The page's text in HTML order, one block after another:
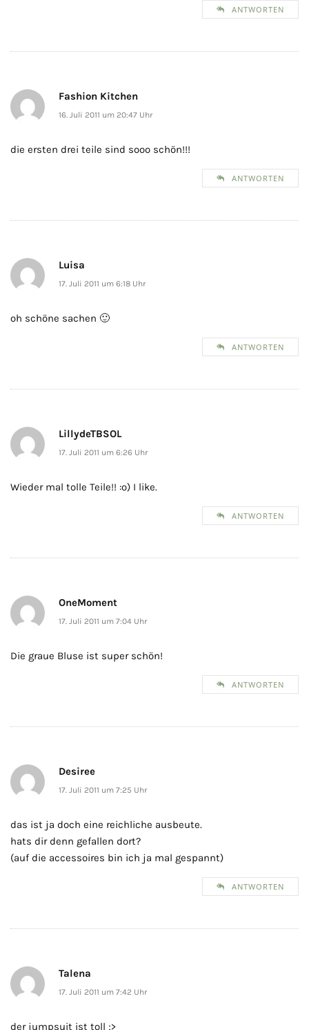
ANTWORTEN
Fashion Kitchen
16. Juli 2011 um 20:47 Uhr
die ersten drei teile sind sooo schön!!!
ANTWORTEN
Luisa
17. Juli 2011 um 6:18 Uhr
oh schöne sachen 🙂
ANTWORTEN
LillydeTBSOL
17. Juli 2011 um 6:26 Uhr
Wieder mal tolle Teile!! :o) I like.
ANTWORTEN
OneMoment
17. Juli 2011 um 7:04 Uhr
Die graue Bluse ist super schön!
ANTWORTEN
Desiree
17. Juli 2011 um 7:25 Uhr
das ist ja doch eine reichliche ausbeute.
hats dir denn gefallen dort?
(auf die accessoires bin ich ja mal gespannt)
ANTWORTEN
Talena
17. Juli 2011 um 7:42 Uhr
der jumpsuit ist toll ;>